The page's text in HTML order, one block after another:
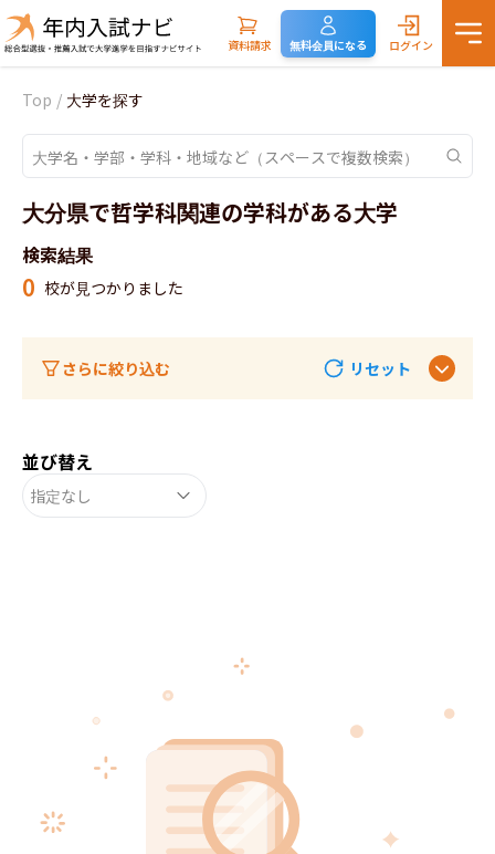
資料請求 無料会員になる ログイン
Top / 大学を探す
大分県で哲学科関連の学科がある大学
検索結果
0 校が見つかりました
さらに絞り込む リセット
並び替え
指定なし